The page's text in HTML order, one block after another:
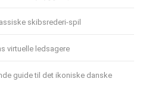
skibsrederi-spil
virtuelle ledsagere
guide til det ikoniske danske